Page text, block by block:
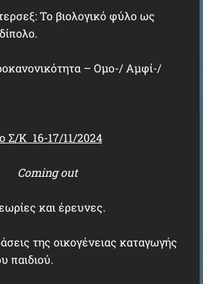
Το βιολογικό φύλο ως
– Ομο-/ Αμφί-/
Σ/Κ 16-17/11/2024
Coming out
και έρευνες.
της οικογένειας καταγωγής
παιδιού.